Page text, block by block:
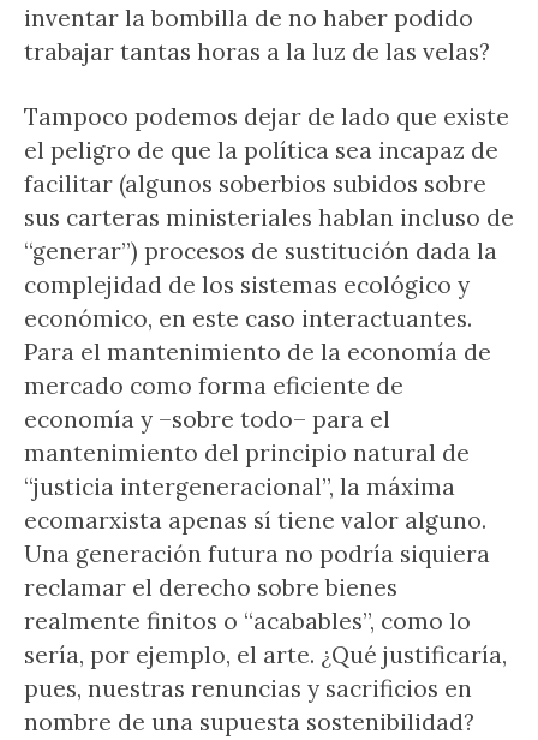
inventar la bombilla de no haber podido
trabajar tantas horas a la luz de las velas?
Tampoco podemos dejar de lado que existe
el peligro de que la política sea incapaz de
facilitar (algunos soberbios subidos sobre
sus carteras ministeriales hablan incluso de
“generar”) procesos de sustitución dada la
complejidad de los sistemas ecológico y
económico, en este caso interactuantes.
Para el mantenimiento de la economía de
mercado como forma eficiente de
economía y –sobre todo– para el
mantenimiento del principio natural de
“justicia intergeneracional”, la máxima
ecomarxista apenas sí tiene valor alguno.
Una generación futura no podría siquiera
reclamar el derecho sobre bienes
realmente finitos o “acabables”, como lo
sería, por ejemplo, el arte. ¿Qué justificaría,
pues, nuestras renuncias y sacrificios en
nombre de una supuesta sostenibilidad?